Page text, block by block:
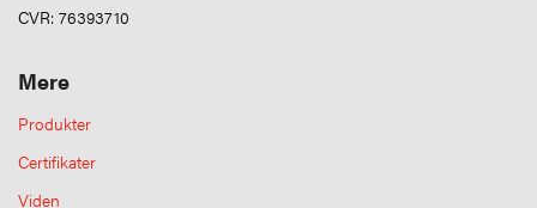
CVR: 76393710
Mere
Produkter
Certifikater
Viden